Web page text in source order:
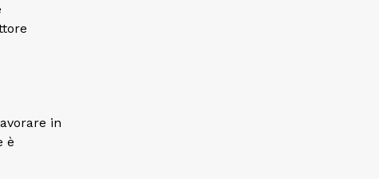
in
è